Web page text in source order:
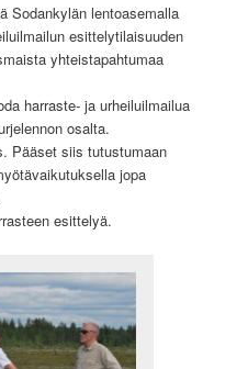
Sodankylän lentoasemalla
esittelytilaisuuden
yhteistapahtumaa
harraste- ja urheiluilmailua
osalta.
Pääset siis tutustumaan
jopa
esittelyä.